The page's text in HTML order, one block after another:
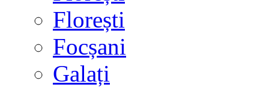
Florești
Focșani
Galați